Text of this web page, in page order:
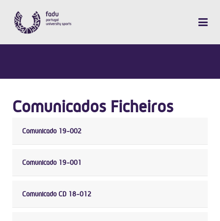
Comunicados Ficheiros
Comunicado 19-002
Comunicado 19-001
Comunicado CD 18-012